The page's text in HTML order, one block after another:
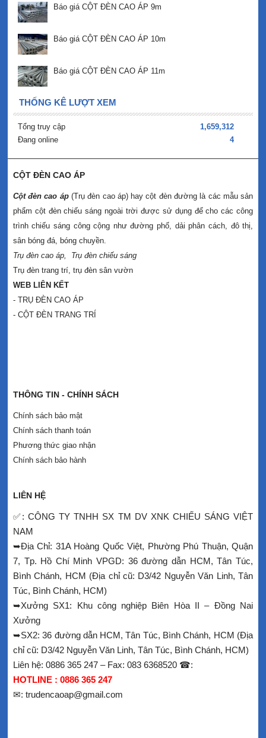
Báo giá CỘT ĐÈN CAO ÁP 9m
Báo giá CỘT ĐÈN CAO ÁP 10m
Báo giá CỘT ĐÈN CAO ÁP 11m
THỐNG KÊ LƯỢT XEM
Tổng truy cập
1,659,312
Đang online
4
CỘT ĐÈN CAO ÁP
Cột đèn cao áp(Trụ đèn cao áp) hay cột đèn đường là các mẫu sản
phẩm cột đèn chiếu sáng ngoài trời được sử dụng để cho các công
trình chiếu sáng công cộng như đường phố, dải phân cách, đô thị,
sân bóng đá, bóng chuyền.
Trụ đèn cao áp, Trụ đèn chiếu sáng
Trụ đèn trang trí, trụ đèn sân vườn
WEB LIÊN KẾT
- TRỤ ĐÈN CAO ÁP
- CỘT ĐÈN TRANG TRÍ
THÔNG TIN - CHÍNH SÁCH
Chính sách bảo mật
Chính sách thanh toán
Phương thức giao nhận
Chính sách bảo hành
LIÊN HỆ
✅: CÔNG TY TNHH SX TM DV XNK CHIẾU SÁNG VIỆT
NAM
➥Địa Chỉ: 31A Hoàng Quốc Việt, Phường Phú Thuận, Quận
7, Tp. Hồ Chí Minh VPGD: 36 đường dẫn HCM, Tân Túc,
Bình Chánh, HCM (Địa chỉ cũ: D3/42 Nguyễn Văn Linh, Tân
Túc, Bình Chánh, HCM)
➥Xưởng SX1: Khu công nghiệp Biên Hòa II – Đồng Nai
Xưởng
➥SX2: 36 đường dẫn HCM, Tân Túc, Bình Chánh, HCM (Địa
chỉ cũ: D3/42 Nguyễn Văn Linh, Tân Túc, Bình Chánh, HCM)
Liên hệ: 0886 365 247 – Fax: 083 6368520 ☎:
HOTLINE : 0886 365 247
✉: trudencaoap@gmail.com